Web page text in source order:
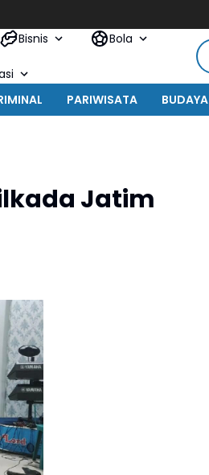
Bisnis Bola
PARIWISATA BUDAYA
Jatim